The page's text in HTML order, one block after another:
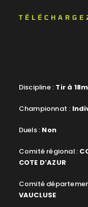
Discipline : Tir à 18m
Championnat :
Duels : Non
Comité régional :
COTE D’AZUR
Comité
VAUCLUSE